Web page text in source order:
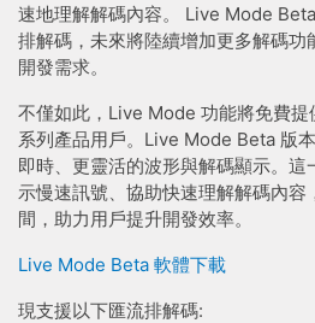
速地理解解碼內容。 Live Mode
排解碼，未來將陸續增加更多解碼功
開發需求。
不僅如此，Live Mode 功能將免費
系列產品用戶。Live Mode Beta 版
即時、更靈活的波形與解碼顯示。
示慢速訊號、協助快速理解解碼內
間，助力用戶提升開發效率。
Live Mode Beta 軟體下載
現支援以下匯流排解碼: